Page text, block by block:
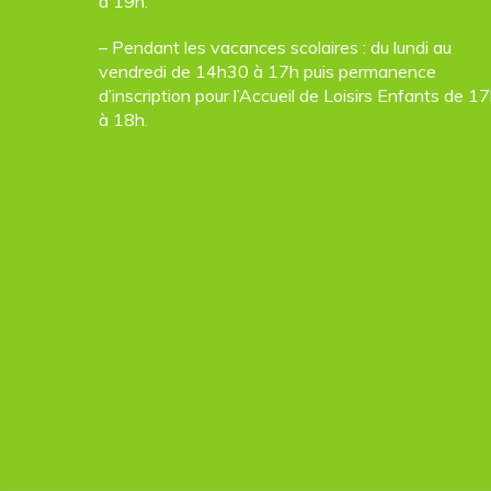
– Pendant les vacances scolaires : du lundi au
vendredi de 14h30 à 17h puis permanence
d’inscription pour l’Accueil de Loisirs Enfants de
à 18h.